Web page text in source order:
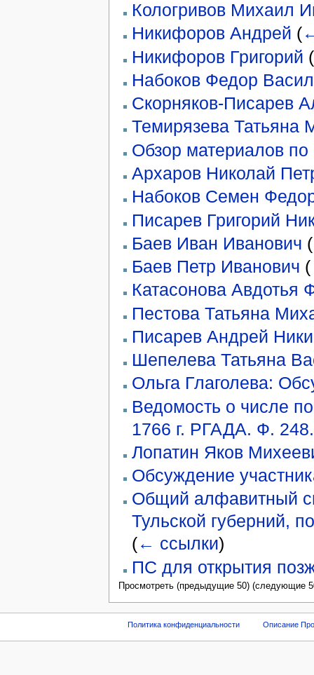
Кологривов Михаил
Никифоров Андрей (
Никифоров Григорий (
Набоков Федор
Скорняков-Писарев
Темирязева Татьяна
Обзор материалов
Архаров Николай
Набоков Семен
Писарев Григорий
Баев Иван Иванович (
Баев Петр Иванович (
Катасонова Авдотья
Пестова Татьяна
Писарев Андрей
Шепелева Татьяна
Ольга Глаголева:
Ведомость о числе
1766 г. РГАДА. Ф.
Лопатин Яков
Обсуждение
Общий алфавитный
Тульской губерний,
(← ссылки)
ПС для открытия
Просмотреть (предыдущие 50) (следующие
Политика конфиденциальности Описание